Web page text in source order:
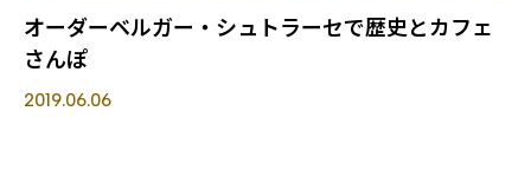
オーダーベルガー・シュトラーセで歴史とカフェ
さんぽ
2019.06.06